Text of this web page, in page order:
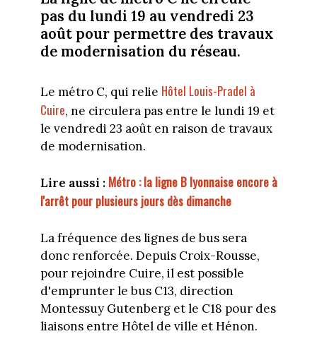
pas du lundi 19 au vendredi 23
août pour permettre des travaux
de modernisation du réseau.
Le métro C, qui relie Hôtel Louis-Pradel à
Cuire, ne circulera pas entre le lundi 19 et
le vendredi 23 août en raison de travaux
de modernisation.
Lire aussi : Métro : la ligne B lyonnaise encore à
l'arrêt pour plusieurs jours dès dimanche
La fréquence des lignes de bus sera
donc renforcée. Depuis Croix-Rousse,
pour rejoindre Cuire, il est possible
d'emprunter le bus C13, direction
Montessuy Gutenberg et le C18 pour des
liaisons entre Hôtel de ville et Hénon.